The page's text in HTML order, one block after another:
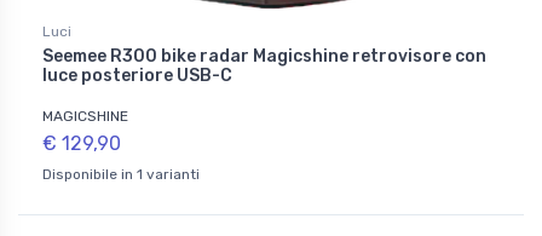
Luci
Seemee R300 bike radar Magicshine retrovisore con
luce posteriore USB-C
MAGICSHINE
€ 129,90
Disponibile in 1 varianti